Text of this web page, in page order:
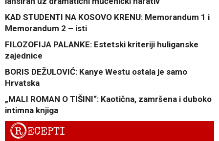
KAD STUDENTI NA KOSOVO KRENU: Memorandum 1 i
Memorandum 2 – isti
FILOZOFIJA PALANKE: Estetski kriteriji huliganske
zajednice
BORIS DEŽULOVIĆ: Kanye Westu ostala je samo
Hrvatska
„MALI ROMAN O TIŠINI“: Kaotična, zamršena i duboko
intimna knjiga
RECEPTI